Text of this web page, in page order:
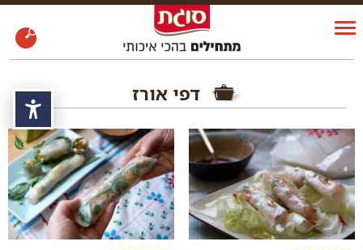
דפי אורז